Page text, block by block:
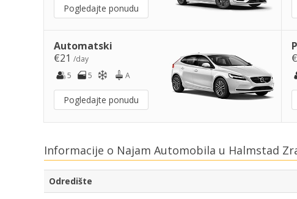
Pogledajte ponudu
Automatski
€21 /day
5
5 A
Pogledajte ponudu
Informacije o Najam Automobila u Halmstad
Odredište